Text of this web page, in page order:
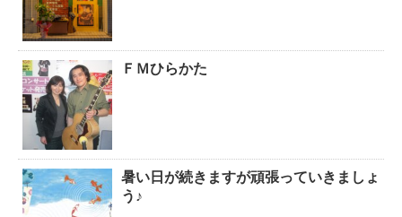
ＦＭひらかた
暑い日が続きますが頑張っていきましょ
う♪